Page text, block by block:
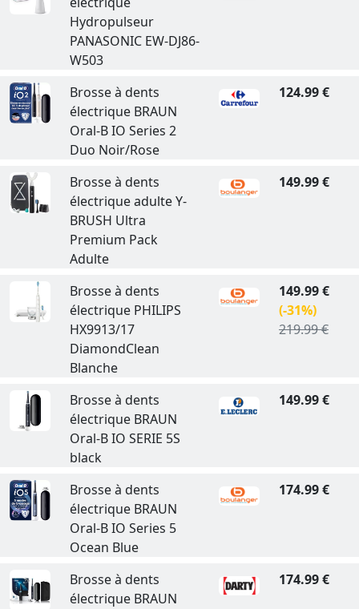
Hydropulseur
PANASONIC EW-DJ86-
W503
Brosse à dents
électrique BRAUN
Oral-B IO Series 2
Duo Noir/Rose
124.99 €
Brosse à dents
électrique adulte Y-
BRUSH Ultra
Premium Pack
Adulte
149.99 €
Brosse à dents
électrique PHILIPS
HX9913/17
DiamondClean
Blanche
149.99 €
(-31%)
219.99 €
Brosse à dents
électrique BRAUN
Oral-B IO SERIE 5S
black
149.99 €
Brosse à dents
électrique BRAUN
Oral-B IO Series 5
Ocean Blue
174.99 €
Brosse à dents
électrique BRAUN
174.99 €